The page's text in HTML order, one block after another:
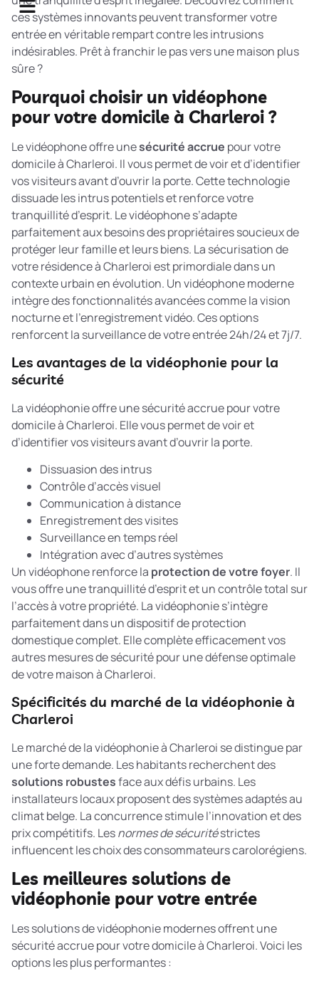
ces systèmes innovants peuvent transformer votre
entrée en véritable rempart contre les intrusions
indésirables. Prêt à franchir le pas vers une maison plus
sûre ?
Pourquoi choisir un vidéophone
pour votre domicile à Charleroi ?
Le vidéophone offre unesécurité accrue pour votre
domicile à Charleroi. Il vous permet de voir et d’identifier
vos visiteurs avant d’ouvrir la porte. Cette technologie
dissuade les intrus potentiels et renforce votre
tranquillité d’esprit. Le vidéophone s’adapte
parfaitement aux besoins des propriétaires soucieux de
protéger leur famille et leurs biens. La sécurisation de
votre résidence à Charleroiest primordiale dans un
contexte urbain en évolution. Un vidéophone moderne
intègre des fonctionnalités avancées comme la vision
nocturne et l’enregistrement vidéo. Ces options
renforcent la surveillance de votre entrée 24h/24 et 7j/7.
Les avantages de la vidéophonie pour la
sécurité
La vidéophonie offre une sécurité accrue pour votre
domicile à Charleroi. Elle vous permet de voir et
d’identifier vos visiteurs avant d’ouvrir la porte.
Dissuasion des intrus
Contrôle d’accès visuel
Communication à distance
Enregistrement des visites
Surveillance en temps réel
Intégration avec d’autres systèmes
Un vidéophone renforce la protection de votre foyer. Il
vous offre une tranquillité d’esprit et un contrôle total sur
l’accès à votre propriété. La vidéophonie s’intègre
parfaitement dans undispositif de protection
domestiquecomplet. Elle complète efficacement vos
autres mesures de sécurité pour une défense optimale
de votre maison à Charleroi.
Spécificités du marché de la vidéophonie à
Charleroi
Le marché de la vidéophonie à Charleroi se distingue par
une forte demande. Les habitants recherchent des
solutions robustesface aux défis urbains. Les
installateurs locaux proposent des systèmes adaptés au
climat belge. La concurrence stimule l’innovation et des
prix compétitifs. Lesnormes de sécuritéstrictes
influencent les choix des consommateurs carolorégiens.
Les meilleures solutions de
vidéophonie pour votre entrée
Les solutions de vidéophonie modernes offrent une
sécurité accrue pour votre domicile à Charleroi. Voici les
options les plus performantes :